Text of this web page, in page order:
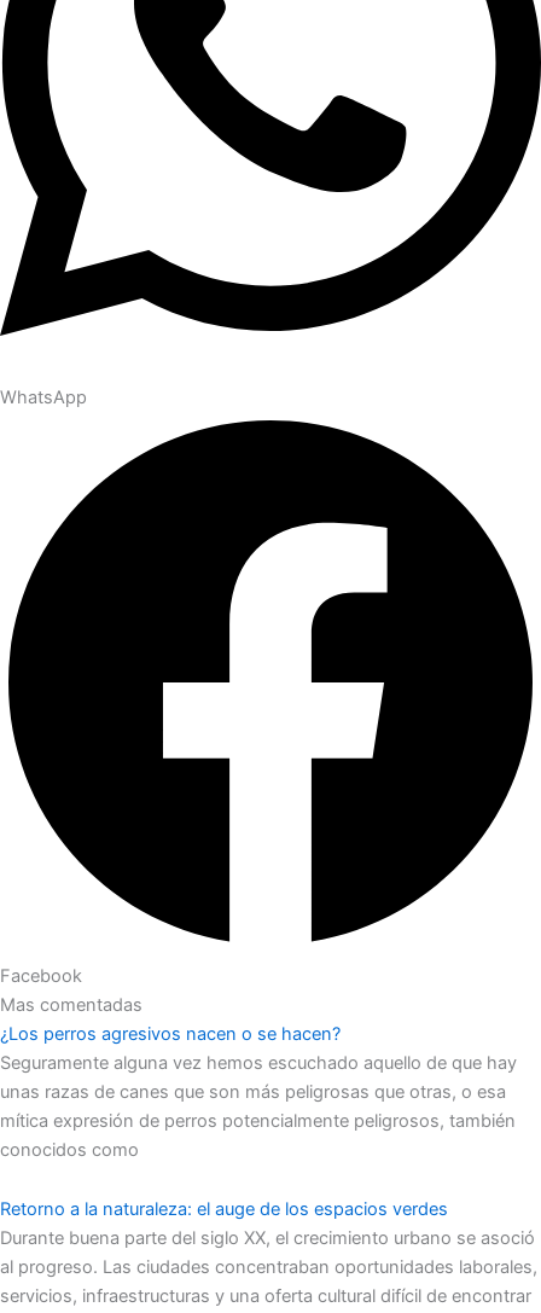
WhatsApp
Facebook
Mas comentadas
¿Los perros agresivos nacen o se hacen?
Seguramente alguna vez hemos escuchado aquello de que hay
unas razas de canes que son más peligrosas que otras, o esa
mítica expresión de perros potencialmente peligrosos, también
conocidos como
Retorno a la naturaleza: el auge de los espacios verdes
Durante buena parte del siglo XX, el crecimiento urbano se asoció
al progreso. Las ciudades concentraban oportunidades laborales,
servicios, infraestructuras y una oferta cultural difícil de encontrar